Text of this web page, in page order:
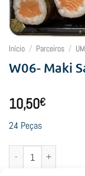
Início / Parceiros /
W06- Maki
10,50€
24 Peças
Quantidade de W06- Maki